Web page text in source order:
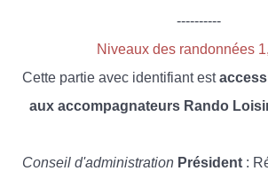
----------
Niveaux des randonnées
Cette partie avec identifiant est
aux accompagnateurs Rando
Conseil d'administration Président :